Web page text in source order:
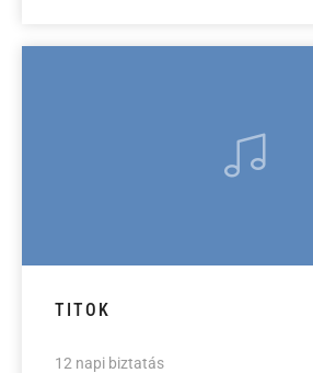
TITOK
12 napi biztatás